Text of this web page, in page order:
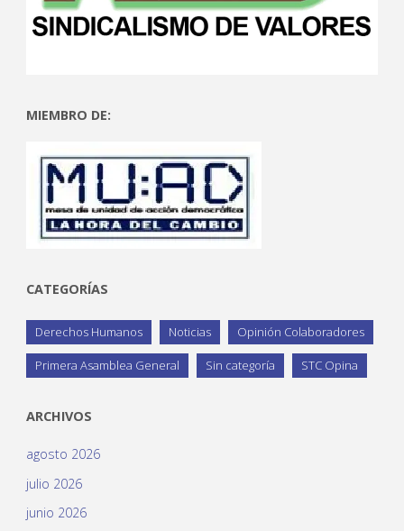
MIEMBRO DE:
CATEGORÍAS
Derechos Humanos Noticias Opinión Colaboradores
Primera Asamblea General Sin categoría STC Opina
ARCHIVOS
agosto 2026
julio 2026
junio 2026